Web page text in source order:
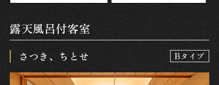
露天風呂付客室
さつき、ちとせ Bタイプ